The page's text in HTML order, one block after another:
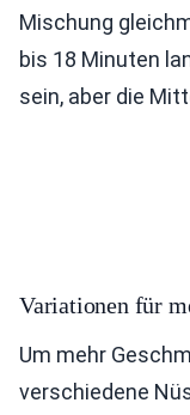
Mischung
bis 18 Minuten
sein, aber die
Variationen für
Um mehr
verschiedene